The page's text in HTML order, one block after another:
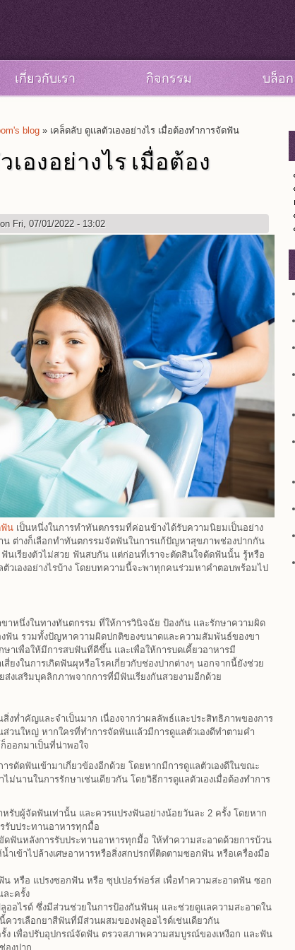
เกี่ยวกับเรา กิจกรรม บล็อก
blog » เคล็ดลับ ดูแลตัวเองอย่างไร เมื่อต้องทำการจัดฟัน
องอย่างไร เมื่อต้อง
on Fri, 07/01/2022 - 13:02
ฟัน เป็นหนึ่งในการทำทันตกรรมที่ค่อนข้างได้รับความนิยมเป็นอย่าง
น ต่างก็เลือกทำทันตกรรมจัดฟันในการแก้ปัญหาสุขภาพช่องปากกัน
นเรียงตัวไม่สวย ฟันสบกัน แต่ก่อนที่เราจะตัดสินใจดัดฟันนั้น รู้หรือ
วเองอย่างไรบ้าง โดยบทความนี้จะพาทุกคนร่วมหาคำตอบพร้อมไป
หนึ่งในทางทันตกรรม ที่ให้การวินิจฉัย ป้องกัน และรักษาความผิด
งฟัน รวมทั้งปัญหาความผิดปกติของขนาดและความสัมพันธ์ของขา
ษาเพื่อให้มีการสบฟันที่ดีขึ้น และเพื่อให้การบดเคี้ยวอาหารมี
ยงในการเกิดฟันผุหรือโรคเกี่ยวกับช่องปากต่างๆ นอกจากนี้ยังช่วย
งเสริมบุคลิกภาพจากการที่มีฟันเรียงกันสวยงามอีกด้วย
สิ่งท่ำคัญและจำเป็นมาก เนื่องจากว่าผลลัพธ์และประสิทธิภาพของการ
ส่วนใหญ่ หากใครที่ทำการจัดฟันแล้วมีการดูแลตัวเองดีทำตามคำ
ออกมาเป็นที่น่าพอใจ
ารดัดฟันเข้ามาเกี่ยวข้องอีกด้วย โดยหากมีการดูแลตัวเองดีในขณะ
ม่นานในการรักษาเช่นเดียวกัน โดยวิธีการดูแลตัวเองเมื่อต้องทำการ
รับผู้จัดฟันเท่านั้น และควรแปรงฟันอย่างน้อยวันละ 2 ครั้ง โดยหาก
รับประทานอาหารทุกมื้อ
ฟันหลังการรับประทานอาหารทุกมื้อ ให้ทำความสะอาดด้วยการบ้วน
ำเข้าไปล้างเศษอาหารหรือสิ่งสกปรกที่ติดตามซอกฟัน หรือเครื่องมือ
หรือ แปรงซอกฟัน หรือ ซุปเปอร์ฟอร์ส เพื่อทำความสะอาดฟัน ซอก
ะครั้ง
อไรด์ ซึ่งมีส่วนช่วยในการป้องกันฟันผุ และช่วยดูแลความสะอาดใน
ควรเลือกยาสีฟันที่มีส่วนผสมของฟลูออไรด์เช่นเดียวกัน
เพื่อปรับอุปกรณ์จัดฟัน ตรวจสภาพความสมบูรณ์ของเหงือก และฟัน
องปาก